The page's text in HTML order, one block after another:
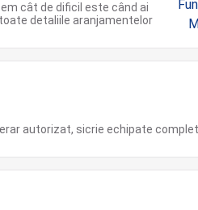
cât de dificil este când ai
detaliile aranjamentelor
autorizat, sicrie echipate